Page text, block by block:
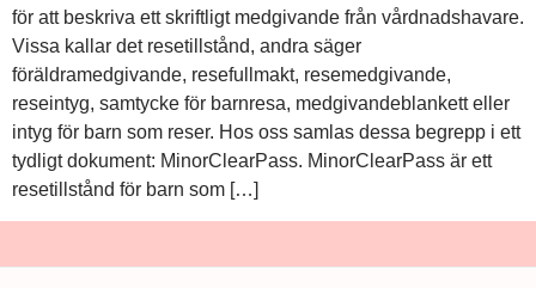
för att beskriva ett skriftligt medgivande från vårdnadshavare.
Vissa kallar det resetillstånd, andra säger
föräldramedgivande, resefullmakt, resemedgivande,
reseintyg, samtycke för barnresa, medgivandeblankett eller
intyg för barn som reser. Hos oss samlas dessa begrepp i ett
tydligt dokument: MinorClearPass. MinorClearPass är ett
resetillstånd för barn som […]